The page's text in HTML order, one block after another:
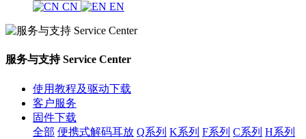
CN EN
服务与支持 Service Center
使用教程及驱动下载
客户服务
固件下载
全部 便携式解码耳放 Q系列 K系列 F系列 C系列 H系列